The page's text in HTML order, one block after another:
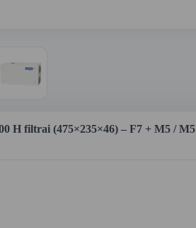
H filtrai (475×235×46) – F7 + M5 /